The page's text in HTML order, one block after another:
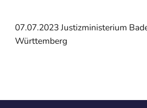
07.07.2023 Justizministerium
Württemberg